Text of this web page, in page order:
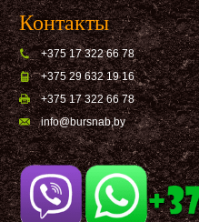
Контакты
+375 17 322 66 78
+375 29 632 19 16
+375 17 322 66 78
info@bursnab,by